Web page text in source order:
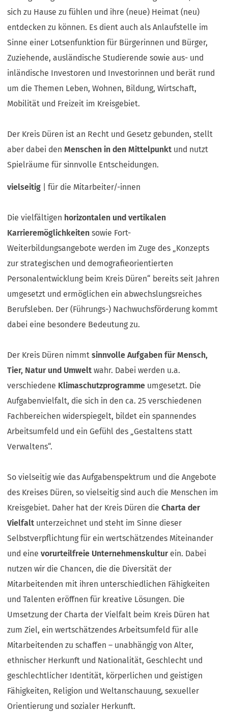
sich zu Hause zu fühlen und ihre (neue) Heimat (neu)
entdecken zu können. Es dient auch als Anlaufstelle im
Sinne einer Lotsenfunktion für Bürgerinnen und Bürger,
Zuziehende, ausländische Studierende sowie aus- und
inländische Investoren und Investorinnen und berät rund
um die Themen Leben, Wohnen, Bildung, Wirtschaft,
Mobilität und Freizeit im Kreisgebiet.
Der Kreis Düren ist an Recht und Gesetz gebunden, stellt
aber dabei denMenschen in den Mittelpunkt und nutzt
Spielräume für sinnvolle Entscheidungen.
vielseitig | für die Mitarbeiter/-innen
Die vielfältigen horizontalen und vertikalen
Karrieremöglichkeiten sowie Fort-
Weiterbildungsangebote werden im Zuge des „Konzepts
zur strategischen und demografieorientierten
Personalentwicklung beim Kreis Düren“ bereits seit Jahren
umgesetzt und ermöglichen ein abwechslungsreiches
Berufsleben. Der (Führungs-) Nachwuchsförderung kommt
dabei eine besondere Bedeutung zu.
Der Kreis Düren nimmtsinnvolle Aufgaben für Mensch,
Tier, Natur und Umwelt wahr. Dabei werden u.a.
verschiedene Klimaschutzprogramme umgesetzt. Die
Aufgabenvielfalt, die sich in den ca. 25 verschiedenen
Fachbereichen widerspiegelt, bildet ein spannendes
Arbeitsumfeld und ein Gefühl des „Gestaltens statt
Verwaltens“.
So vielseitig wie das Aufgabenspektrum und die Angebote
des Kreises Düren, so vielseitig sind auch die Menschen im
Kreisgebiet. Daher hat der Kreis Düren dieCharta der
Vielfalt unterzeichnet und steht im Sinne dieser
Selbstverpflichtung für ein wertschätzendes Miteinander
und einevorurteilfreie Unternehmenskulturein. Dabei
nutzen wir die Chancen, die die Diversität der
Mitarbeitenden mit ihren unterschiedlichen Fähigkeiten
und Talenten eröffnen für kreative Lösungen. Die
Umsetzung der Charta der Vielfalt beim Kreis Düren hat
zum Ziel, ein wertschätzendes Arbeitsumfeld für alle
Mitarbeitenden zu schaffen – unabhängig von Alter,
ethnischer Herkunft und Nationalität, Geschlecht und
geschlechtlicher Identität, körperlichen und geistigen
Fähigkeiten, Religion und Weltanschauung, sexueller
Orientierung und sozialer Herkunft.